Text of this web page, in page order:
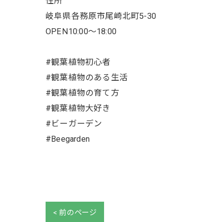
岐阜県各務原市尾崎北町5-30
OPEN10:00～18:00
#観葉植物初心者
#観葉植物のある生活
#観葉植物の育て方
#観葉植物大好き
#ビーガーデン
#Beegarden
< 前のページ